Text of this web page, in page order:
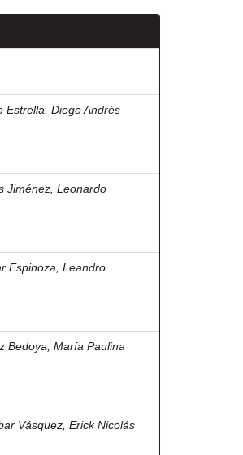
Estrella, Diego Andrés
Jiménez, Leonardo
Espinoza, Leandro
Bedoya, María Paulina
Vásquez, Erick Nicolás